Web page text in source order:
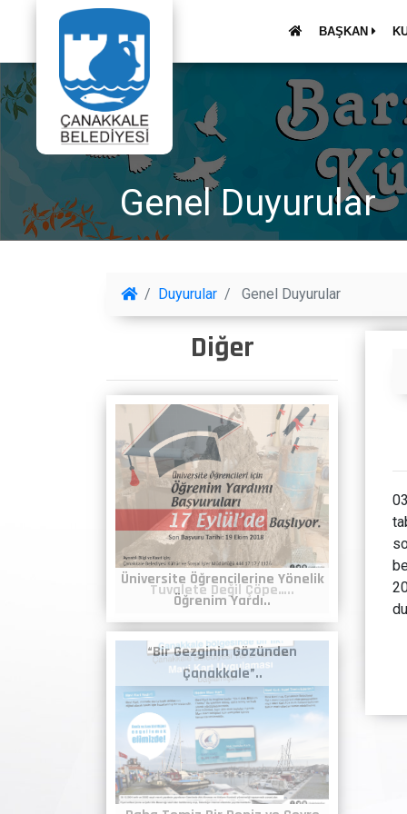
BAŞKAN
Genel Duyurular
Duyurular Genel Duyurular
Diğer
Tuvalete Değil Çöpe…..